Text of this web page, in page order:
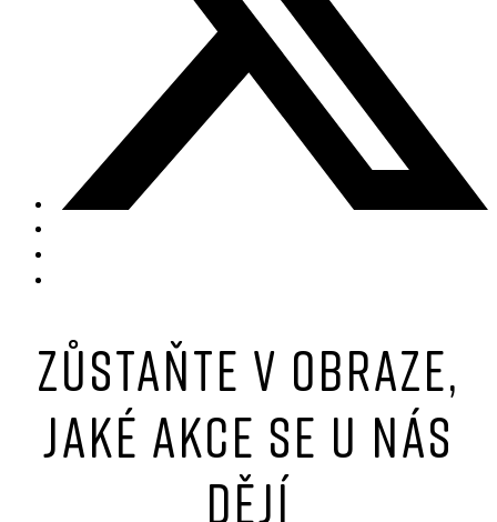
Zůstaňte v obraze,
jaké akce se u nás
dějí